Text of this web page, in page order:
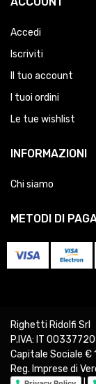
Accedi
Iscriviti
Il tuo account
I tuoi ordini
Le tue wishlist
INFORMAZIONI
Chi siamo
METODI DI
Righetti Ridolfi Srl
P.IVA: IT
Capitale Sociale €
Reg. Imprese di